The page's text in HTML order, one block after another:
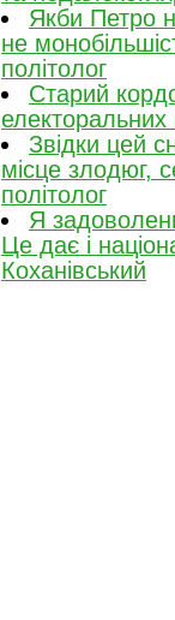
Якби Петро
не
політолог
Старий
Звідки цей
місце злодюг,
політолог
Я
Це дає і
Коханівський